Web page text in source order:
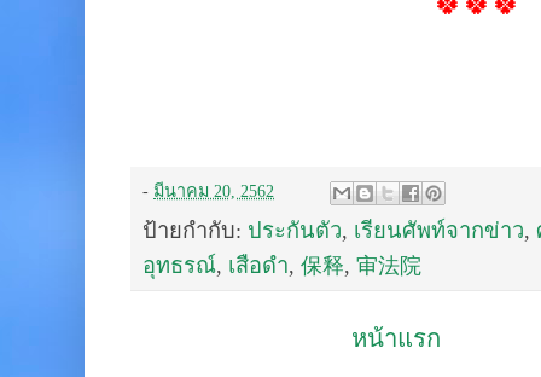
- มีนาคม 20, 2562
ป้ายกำกับ: ประกันตัว, เรียนศัพท์จากข่าว,
อุทธรณ์, เสือดำ, 保释, 审法院
หน้าแรก